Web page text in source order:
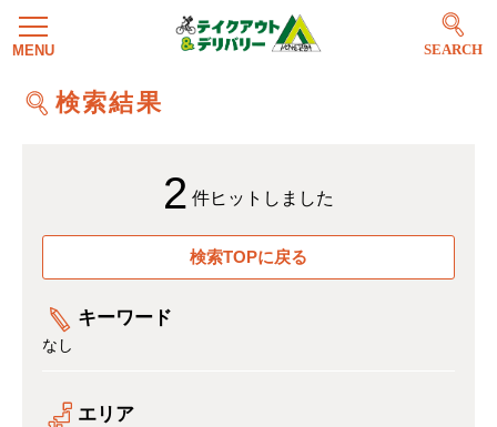
SEARCH
検索結果
2 件ヒットしました
検索TOPに戻る
キーワード
なし
エリア